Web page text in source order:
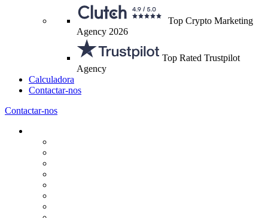
Top Crypto Marketing
Agency 2026
Top Rated Trustpilot
Agency
Calculadora
Contactar-nos
Contactar-nos